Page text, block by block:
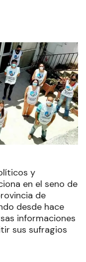
y
en el seno de
de
desde hace
informaciones
sus sufragios